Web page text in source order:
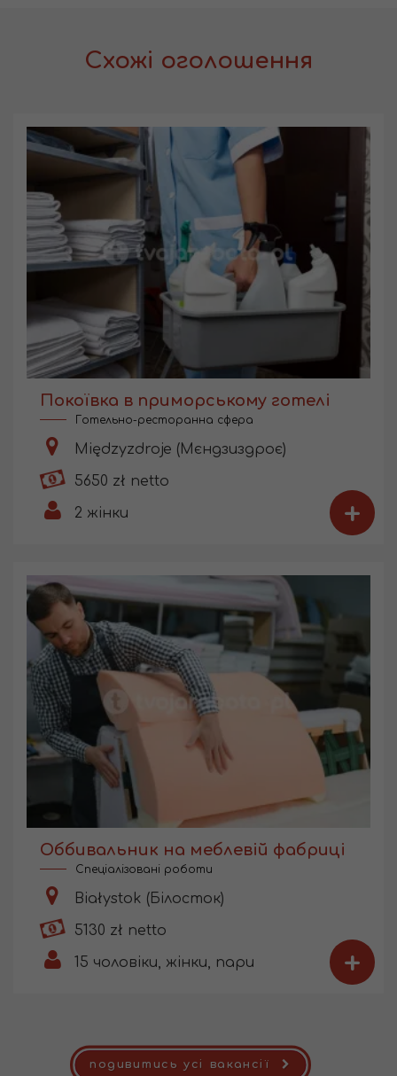
Схожі оголошення
Покоївка в приморському готелі
Готельно-ресторанна сфера
Międzyzdroje (Мєндзиздроє)
5650 zł netto
2 жінки +
Оббивальник на меблевій фабриці
Спеціалізовані роботи
Białystok (Білосток)
5130 zł netto
15 чоловіки, жінки, пари +
подивитись усі вакансії